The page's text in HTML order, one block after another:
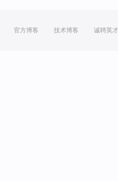
官方博客 技术博客 诚聘英才